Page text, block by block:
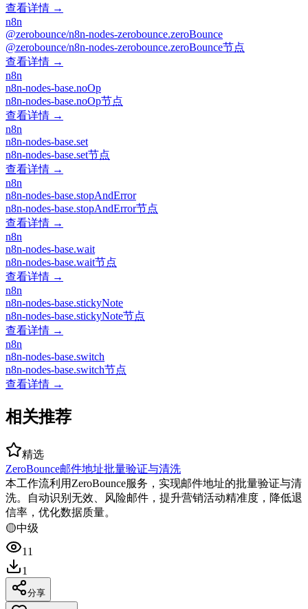
查看详情 →
n8n
@zerobounce/n8n-nodes-zerobounce.zeroBounce
@zerobounce/n8n-nodes-zerobounce.zeroBounce节点
查看详情 →
n8n
n8n-nodes-base.noOp
n8n-nodes-base.noOp节点
查看详情 →
n8n
n8n-nodes-base.set
n8n-nodes-base.set节点
查看详情 →
n8n
n8n-nodes-base.stopAndError
n8n-nodes-base.stopAndError节点
查看详情 →
n8n
n8n-nodes-base.wait
n8n-nodes-base.wait节点
查看详情 →
n8n
n8n-nodes-base.stickyNote
n8n-nodes-base.stickyNote节点
查看详情 →
n8n
n8n-nodes-base.switch
n8n-nodes-base.switch节点
查看详情 →
相关推荐
精选
ZeroBounce邮件地址批量验证与清洗
本工作流利用ZeroBounce服务，实现邮件地址的批量验证与清
洗。自动识别无效、风险邮件，提升营销活动精准度，降低退
信率，优化数据质量。
🟡中级
11
1
分享